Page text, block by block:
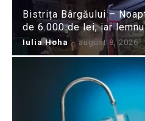
Bistrița Bârgăului –
de 6.000 de lei, iar
Iulia Hoha - august 8, 2026